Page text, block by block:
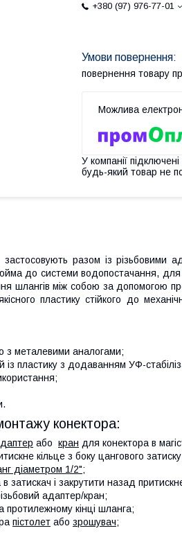
+380 (97) 976-77-01
повернення товару
У компанії
будь-який товар не
разом із різьбовими
до системи водопостачання, для
шлангів між собою за допомогою
пластику стійкого до
з металевими аналогами;
із пластику з додаванням УФ-
конектора:
або кран для конектора в
кільце з боку цангового
діаметром 1/2";
затискач і закрутити назад
адаптер/кран;
протилежному кінці шланга;
пістолет або зрошувач;